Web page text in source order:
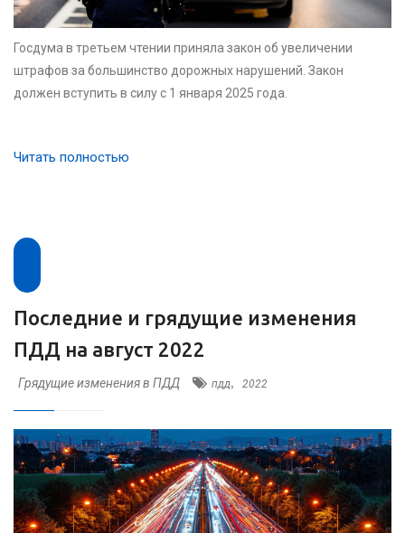
Госдума в третьем чтении приняла закон об увеличении
штрафов за большинство дорожных нарушений. Закон
должен вступить в силу с 1 января 2025 года.
Читать полностью
Последние и грядущие изменения
ПДД на август 2022
Грядущие изменения в ПДД пдд 2022